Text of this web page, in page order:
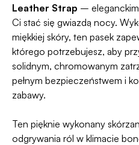
Leather Strap –
Ci stać się gwiazdą nocy.
miękkiej skóry, ten pasek
którego potrzebujesz, aby
solidnym, chromowanym
pełnym bezpieczeństwem i
zabawy.
Ten pięknie wykonany
odgrywania ról w klimacie